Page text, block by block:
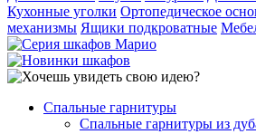
Кухонные уголки Ортопедическое
механизмы Ящики подкроватные
Спальные гарнитуры
Спальные гарнитуры из